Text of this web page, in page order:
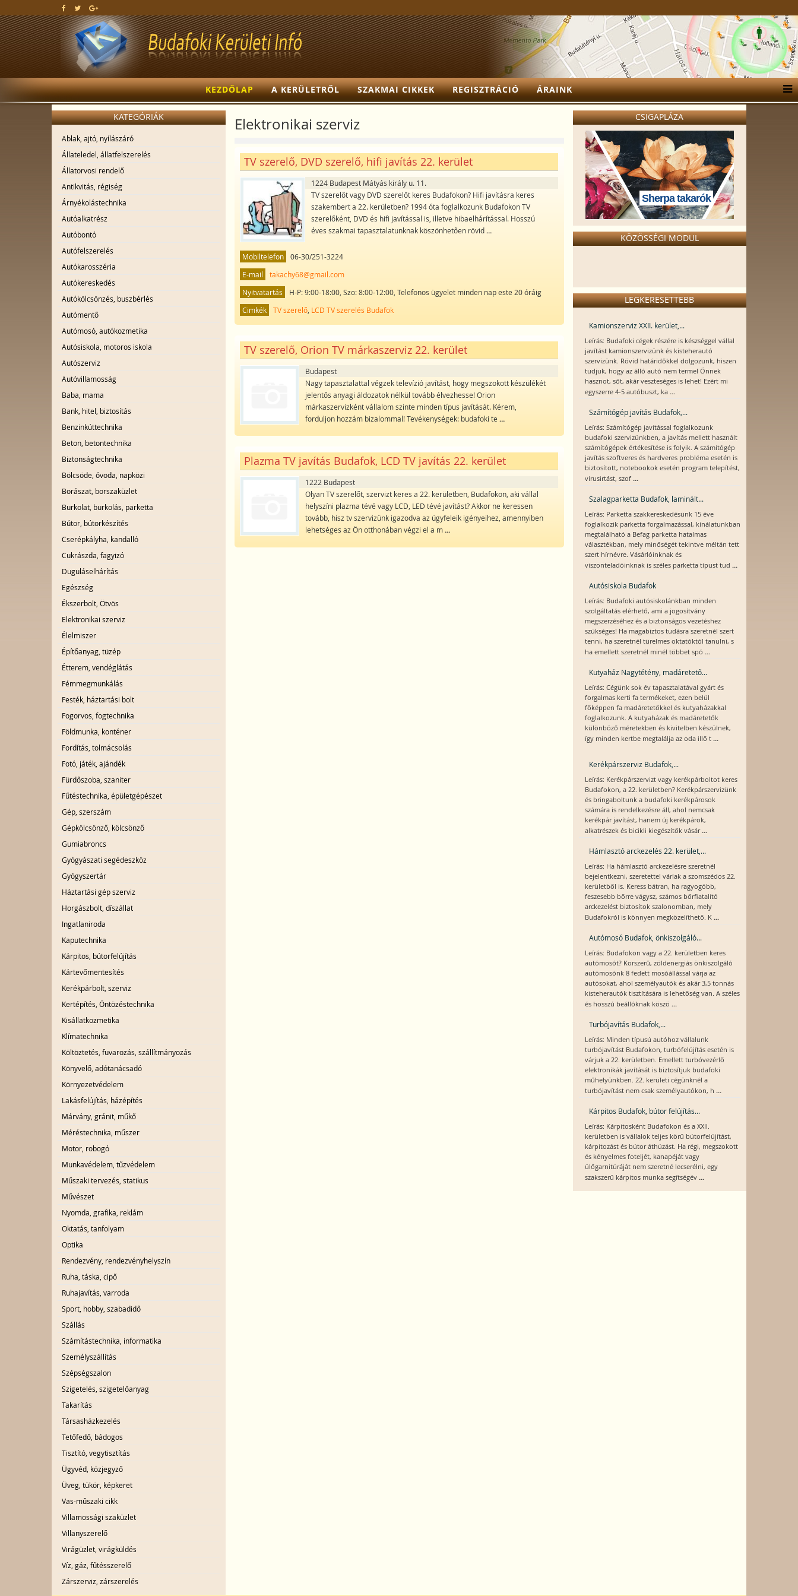
KEZDŐLAP A KERÜLETRŐL SZAKMAI CIKKEK REGISZTRÁCIÓ ÁRAINK
KATEGÓRIÁK
Ablak, ajtó, nyílászáró
Állateledel, állatfelszerelés
Állatorvosi rendelő
Antikvitás, régiség
Árnyékolástechnika
Autóalkatrész
Autóbontó
Autófelszerelés
Autókarosszéria
Autókereskedés
Autókölcsönzés, buszbérlés
Autómentő
Autómosó, autókozmetika
Autósiskola, motoros iskola
Autószerviz
Autóvillamosság
Baba, mama
Bank, hitel, biztosítás
Benzinkúttechnika
Beton, betontechnika
Biztonságtechnika
Bölcsöde, óvoda, napközi
Borászat, borszaküzlet
Burkolat, burkolás, parketta
Bútor, bútorkészítés
Cserépkályha, kandalló
Cukrászda, fagyizó
Duguláselhárítás
Egészség
Ékszerbolt, Ötvös
Elektronikai szerviz
Élelmiszer
Építőanyag, tüzép
Étterem, vendéglátás
Fémmegmunkálás
Festék, háztartási bolt
Fogorvos, fogtechnika
Földmunka, konténer
Fordítás, tolmácsolás
Fotó, játék, ajándék
Fürdőszoba, szaniter
Fűtéstechnika, épületgépészet
Gép, szerszám
Gépkölcsönző, kölcsönző
Gumiabroncs
Gyógyászati segédeszköz
Gyógyszertár
Háztartási gép szerviz
Horgászbolt, díszállat
Ingatlaniroda
Kaputechnika
Kárpitos, bútorfelújítás
Kártevőmentesítés
Kerékpárbolt, szerviz
Kertépítés, Öntözéstechnika
Kisállatkozmetika
Klímatechnika
Költöztetés, fuvarozás, szállítmányozás
Könyvelő, adótanácsadó
Környezetvédelem
Lakásfelújítás, házépítés
Márvány, gránit, műkő
Méréstechnika, műszer
Motor, robogó
Munkavédelem, tűzvédelem
Műszaki tervezés, statikus
Művészet
Nyomda, grafika, reklám
Oktatás, tanfolyam
Optika
Rendezvény, rendezvényhelyszín
Ruha, táska, cipő
Ruhajavítás, varroda
Sport, hobby, szabadidő
Szállás
Számítástechnika, informatika
Személyszállítás
Szépségszalon
Szigetelés, szigetelőanyag
Takarítás
Társasházkezelés
Tetőfedő, bádogos
Tisztító, vegytisztítás
Ügyvéd, közjegyző
Üveg, tükör, képkeret
Vas-műszaki cikk
Villamossági szaküzlet
Villanyszerelő
Virágüzlet, virágküldés
Víz, gáz, fűtésszerelő
Zárszerviz, zárszerelés
Elektronikai szerviz
TV szerelő, DVD szerelő, hifi javítás 22. kerület
1224 Budapest Mátyás király u. 11.
TV szerelőt vagy DVD szerelőt keres Budafokon? Hifi javításra keres
szakembert a 22. kerületben? 1994 óta foglalkozunk Budafokon TV
szerelőként, DVD és hifi javítással is, illetve hibaelhárítással. Hosszú
éves szakmai tapasztalatunknak köszönhetően rövid...
Mobiltelefon
06-30/251-3224
E-mail
takachy68@gmail.com
Nyitvatartás
H-P: 9:00-18:00, Szo: 8:00-12:00, Telefonos ügyelet minden nap este 20 óráig
Cimkék
TV szerelő LCD TV szerelés Budafok
TV szerelő, Orion TV márkaszerviz 22. kerület
Budapest
Nagy tapasztalattal végzek televízió javítást, hogy megszokott készülékét
jelentős anyagi áldozatok nélkül tovább élvezhesse! Orion
márkaszervizként vállalom szinte minden típus javítását. Kérem,
forduljon hozzám bizalommal! Tevékenységek: budafoki te ...
Plazma TV javítás Budafok, LCD TV javítás 22. kerület
1222 Budapest
Olyan TV szerelőt, szervizt keres a 22. kerületben, Budafokon, aki vállal
helyszíni plazma tévé vagy LCD, LED tévé javítást? Akkor ne keressen
tovább, hisz tv szervizünk igazodva az ügyfeleik igényeihez, amennyiben
lehetséges az Ön otthonában végzi el a m...
CSIGAPLÁZA
Sherpa takarók
KÖZÖSSÉGI MODUL
LEGKERESETTEBB
Kamionszerviz XXII. kerület,...
Leírás: Budafoki cégek részére is készséggel vállal
javítást kamionszervizünk és kisteherautó
szervizünk. Rövid határidőkkel dolgozunk, hiszen
tudjuk, hogy az álló autó nem termel Önnek
hasznot, sőt, akár veszteséges is lehet! Ezért mi
egyszerre 4-5 autóbuszt, ka ...
Számítógép javítás Budafok,...
Leírás: Számítógép javítással foglalkozunk
budafoki szervizünkben, a javítás mellett használt
számítógépek értékesítése is folyik. A számítógép
javítás szoftveres és hardveres probléma esetén is
biztosított, notebookok esetén program telepítést,
vírusirtást, szof ...
Szalagparketta Budafok, laminált...
Leírás: Parketta szakkereskedésünk 15 éve
foglalkozik parketta forgalmazással, kínálatunkban
megtalálható a Befag parketta hatalmas
választékban, mely minőségét tekintve méltán tett
szert hírnévre. Vásárlóinknak és
viszonteladóinknak is széles parketta típust tud ...
Autósiskola Budafok
Leírás: Budafoki autósiskolánkban minden
szolgáltatás elérhető, ami a jogosítvány
megszerzéséhez és a biztonságos vezetéshez
szükséges! Ha magabiztos tudásra szeretnél szert
tenni, ha szeretnél türelmes oktatóktól tanulni, s
ha emellett szeretnél minél többet spó ...
Kutyaház Nagytétény, madáretető...
Leírás: Cégünk sok év tapasztalatával gyárt és
forgalmas kerti fa termékeket, ezen belül
főképpen fa madáretetőkkel és kutyaházakkal
foglalkozunk. A kutyaházak és madáretetők
különböző méretekben és kivitelben készülnek,
így minden kertbe megtalálja az oda illő t ...
Kerékpárszerviz Budafok,...
Leírás: Kerékpárszervizt vagy kerékpárboltot keres
Budafokon, a 22. kerületben? Kerékpárszervizünk
és bringaboltunk a budafoki kerékpárosok
számára is rendelkezésre áll, ahol nemcsak
kerékpár javítást, hanem új kerékpárok,
alkatrészek és bicikli kiegészítők vásár...
Hámlasztó arckezelés 22. kerület,...
Leírás: Ha hámlasztó arckezelésre szeretnél
bejelentkezni, szeretettel várlak a szomszédos 22.
kerületből is. Keress bátran, ha ragyogóbb,
feszesebb bőrre vágysz, számos bőrfiatalító
arckezelést biztosítok szalonomban, mely
Budafokról is könnyen megközelíthető. K ...
Autómosó Budafok, önkiszolgáló...
Leírás: Budafokon vagy a 22. kerületben keres
autómosót? Korszerű, zöldenergiás önkiszolgáló
autómosónk 8 fedett mosóállással várja az
autósokat, ahol személyautók és akár 3,5 tonnás
kisteherautók tisztítására is lehetőség van. A széles
és hosszú beállóknak köszö ...
Turbójavítás Budafok,...
Leírás: Minden típusú autóhoz vállalunk
turbójavítást Budafokon, turbófelújítás esetén is
várjuk a 22. kerületben. Emellett turbóvezérlő
elektronikák javítását is biztosítjuk budafoki
műhelyünkben. 22. kerületi cégünknél a
turbójavítást nem csak személyautókon, h ...
Kárpitos Budafok, bútor felújítás...
Leírás: Kárpitosként Budafokon és a XXII.
kerületben is vállalok teljes körű bútorfelújítást,
kárpitozást és bútor áthúzást. Ha régi, megszokott
és kényelmes foteljét, kanapéját vagy
ülőgarnitúráját nem szeretné lecserélni, egy
szakszerű kárpitos munka segítségév ...